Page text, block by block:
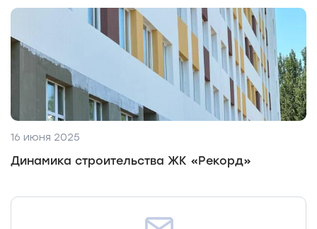
16 июня 2025
Динамика строительства ЖК «Рекорд»